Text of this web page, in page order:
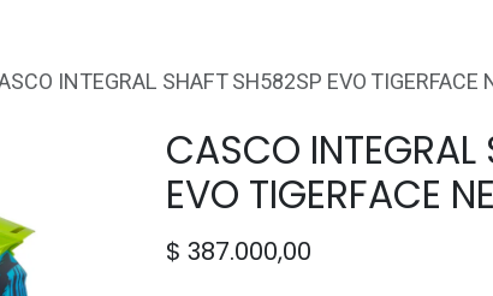
INTEGRAL SHAFT SH582SP EVO TIGERFACE
CASCO
EVO TIGERFACE
$ 387.000,00